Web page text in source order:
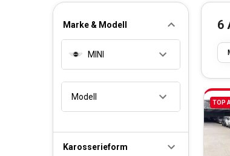
Marke & Modell
MINI
Modell
Karosserieform
6
TOP